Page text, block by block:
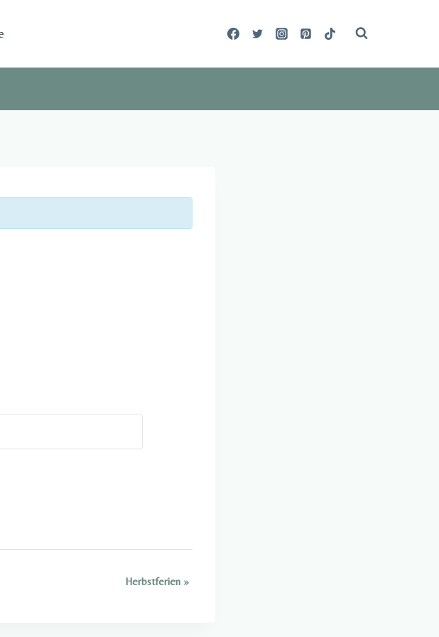
Herbstferien »